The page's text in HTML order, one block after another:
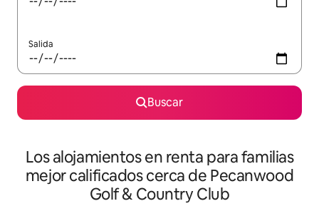
Salida
Buscar
Los alojamientos en renta para familias
mejor calificados cerca de Pecanwood
Golf & Country Club